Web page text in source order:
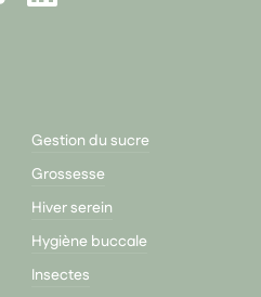
Gestion du sucre
Grossesse
Hiver serein
Hygiène buccale
Insectes